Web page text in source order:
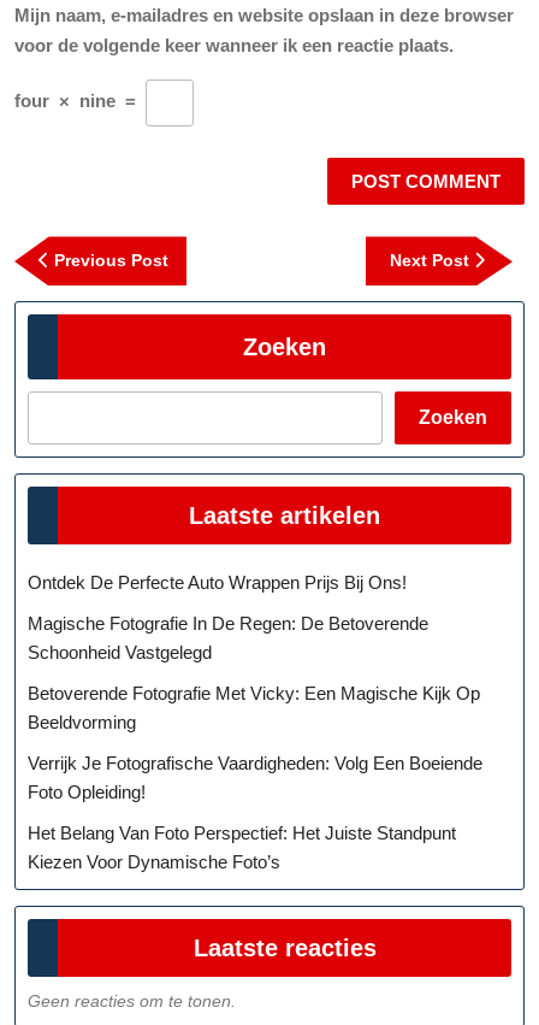
Mijn naam, e-mailadres en website opslaan in deze browser
voor de volgende keer wanneer ik een reactie plaats.
four × nine =
Berichtnavigatie
Previous PostPrevious
Post
Next Post
Next
Post
Zoeken
Zoeken
Laatste artikelen
Ontdek De Perfecte Auto Wrappen Prijs Bij Ons!
Magische Fotografie In De Regen: De Betoverende
Schoonheid Vastgelegd
Betoverende Fotografie Met Vicky: Een Magische Kijk Op
Beeldvorming
Verrijk Je Fotografische Vaardigheden: Volg Een Boeiende
Foto Opleiding!
Het Belang Van Foto Perspectief: Het Juiste Standpunt
Kiezen Voor Dynamische Foto’s
Laatste reacties
Geen reacties om te tonen.